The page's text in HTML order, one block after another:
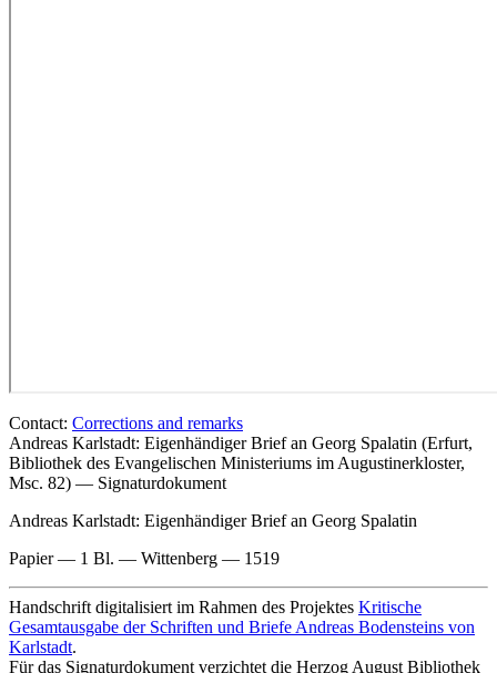
Contact: Corrections and remarks
Andreas Karlstadt: Eigenhändiger Brief an Georg Spalatin (Erfurt,
Bibliothek des Evangelischen Ministeriums im Augustinerkloster,
Msc. 82) — Signaturdokument
Andreas Karlstadt: Eigenhändiger Brief an Georg Spalatin
Papier — 1 Bl. — Wittenberg — 1519
Handschrift digitalisiert im Rahmen des Projektes Kritische
Gesamtausgabe der Schriften und Briefe Andreas Bodensteins von
Karlstadt.
Für das Signaturdokument verzichtet die Herzog August Bibliothek